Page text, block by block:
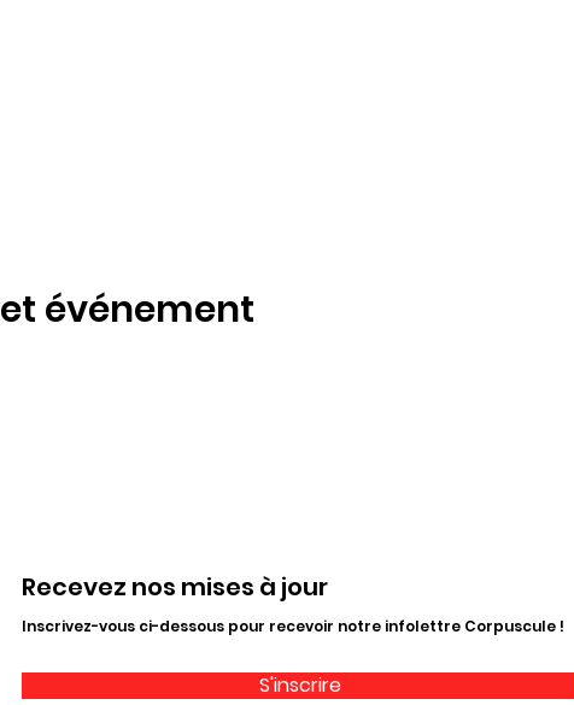
événement
Recevez nos mises à jour
Inscrivez-vous ci-dessous pour recevoir notre infolettre Corpuscule !
S'inscrire